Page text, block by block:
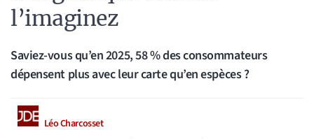
l’imaginez
Saviez-vous qu’en 2025, 58 % des consommateurs
dépensent plus avec leur carte qu’en espèces ?
Léo Charcosset